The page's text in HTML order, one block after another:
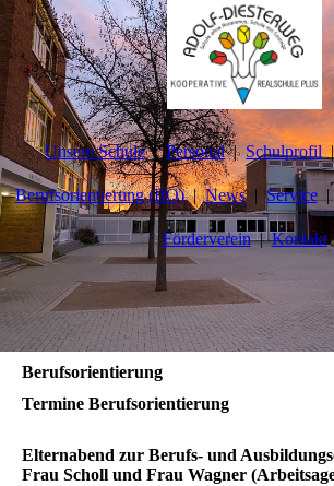
Unsere Schule Personal Schulprofil
Berufsorientierung (BO) News Service
Förderverein Kontakt
Berufsorientierung
Termine Berufsorientierung
Elternabend zur Berufs- und
Frau Scholl und Frau Wagner